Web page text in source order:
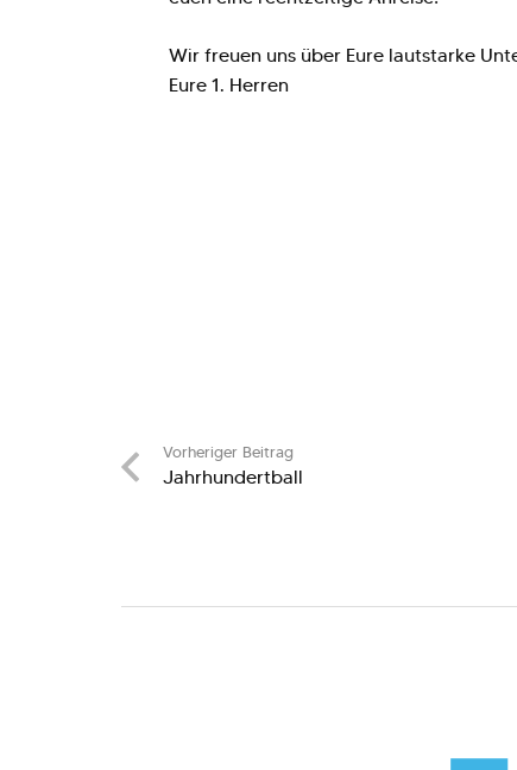
Wir freuen uns über Eure lautstarke
Eure 1. Herren
Vorheriger Beitrag
Jahrhundertball